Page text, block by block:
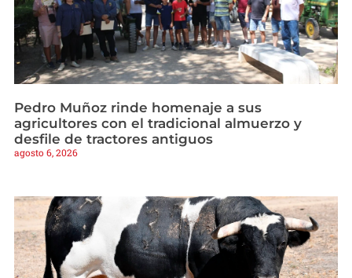
Pedro Muñoz rinde homenaje a sus
agricultores con el tradicional almuerzo y
desfile de tractores antiguos
agosto 6, 2026